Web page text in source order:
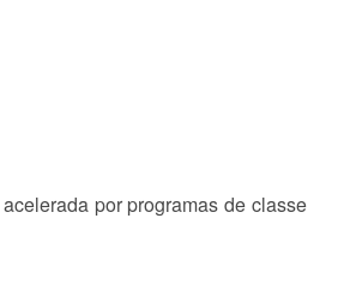
por programas de classe